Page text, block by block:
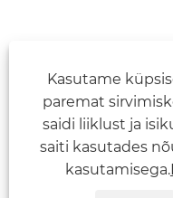
Kasutame
paremat
saidi liiklust ja
saiti kasutades
kasutamisega.